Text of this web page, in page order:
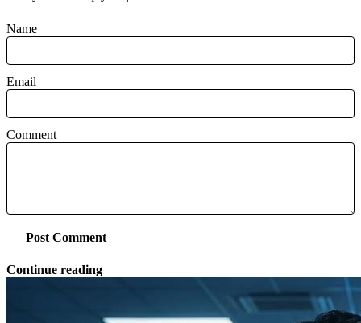
Name
Email
Comment
Post Comment
Continue reading